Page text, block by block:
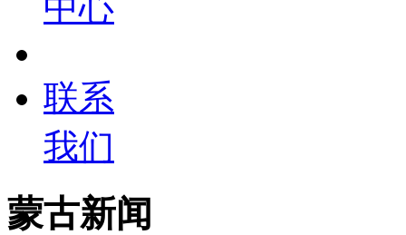
联系
我们
蒙古新闻